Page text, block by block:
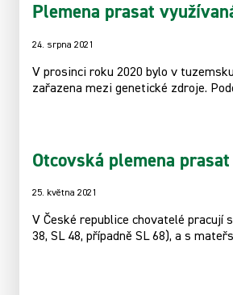
Plemena prasat
24. srpna 2021
V prosinci roku 2020 bylo v
zařazena mezi genetické zdroje.
Otcovská plemena
25. května 2021
V České republice chovatelé pracují
38, SL 48, případně SL 68), a s